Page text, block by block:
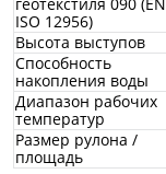
ISO 12956)
Высота выступов
Способность
накопления воды
Диапазон рабочих
температур
Размер рулона /
площадь